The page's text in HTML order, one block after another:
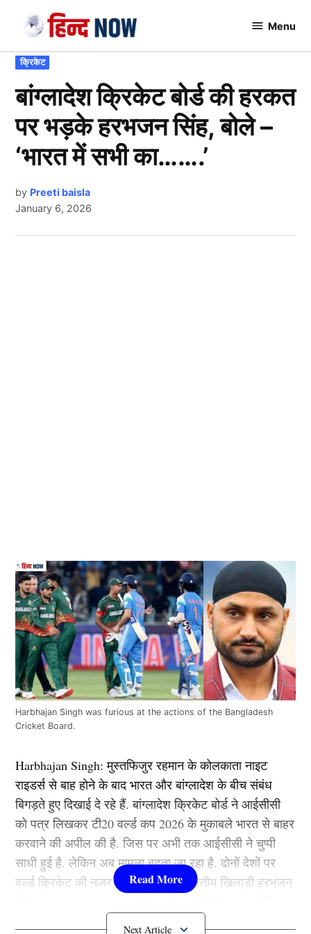
content
Menu
POSTED
IN
क्रिकेट
बांग्लादेश क्रिकेट बोर्ड की हरकत
पर भड़के हरभजन सिंह, बोले –
‘भारत में सभी का…….’
by Preeti baisla
January 6, 2026
Harbhajan Singh was furious at the actions of the Bangladesh
Cricket Board.
Harbhajan Singh: मुस्तफिजुर रहमान के कोलकाता नाइट
राइडर्स से बाह होने के बाद भारत और बांग्लादेश के बीच संबंध
बिगड़ते हुए दिखाई दे रहे हैं. बांग्लादेश क्रिकेट बोर्ड ने आईसीसी
को पत्र लिखकर टी20 वर्ल्ड कप 2026 के मुकाबले भारत से बाहर
करवाने की अपील की है. जिस पर अभी तक आईसीसी ने चुप्पी
साधी हुई है. लेकिन अब मामला बढ़ता जा रहा है. दोनों देशों पर
वर्ल्ड क्रिकेट की नजर है. इसी बीच पूर्व भारतीय खिलाड़ी हरभजन